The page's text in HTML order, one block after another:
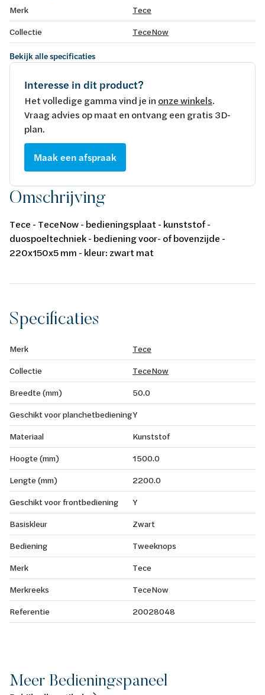
Merk
Tece
Collectie
TeceNow
Bekijk alle specificaties
Interesse in dit product?
Het volledige gamma vind je in onze winkels.
Vraag advies op maat en ontvang een gratis 3D-
plan.
Maak een afspraak
Omschrijving
Tece - TeceNow - bedieningsplaat - kunststof -
duospoeltechniek - bediening voor- of bovenzijde -
220x150x5 mm - kleur: zwart mat
Specificaties
Merk
Tece
Collectie
TeceNow
Breedte (mm)
50.0
Geschikt voor planchetbedieningY
Materiaal
Kunststof
Hoogte (mm)
1500.0
Lengte (mm)
2200.0
Geschikt voor frontbediening
Y
Basiskleur
Zwart
Bediening
Tweeknops
Merk
Tece
Merkreeks
TeceNow
Referentie
20028048
Meer Bedieningspaneel